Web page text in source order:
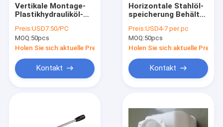
Vertikale Montage-
Plastikhydrauliköl-
Stromversorgungseinheiten
Preis:USD7.50/PC
MOQ:50pcs
Holen Sie sich aktuelle Preis
Kontakt
Horizontale Stahlöl-
speicherung Behälter
02 5L für
Blockbaugruppe
Preis:USD4-7 per pc
MOQ:50pcs
Holen Sie sich aktuelle Preis
Kontakt